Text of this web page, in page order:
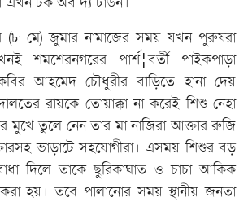
(৮ মে) জুমার নামাজের সময় যখন পুরুষরা
শমশেরনগরের পার্শ¦বর্তী পাইকপাড়া
আহমেদ চৌধুরীর বাড়িতে হানা দেয়
রায়কে তোয়াক্কা না করেই শিশু নেহা
মুখে তুলে নেন তার মা নাজিরা আক্তার রুজি
ভাড়াটে সহযোগীরা। এসময় শিশুর বড়
দিলে তাকে ছুরিকাঘাত ও চাচা আকিক
হয়। তবে পালানোর সময় স্থানীয় জনতা